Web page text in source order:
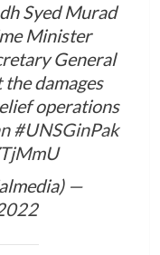
Syed Murad
Minister
General
damages
operations
#UNSGinPak
— APP 🇵🇰 (@appcsocialmedia)